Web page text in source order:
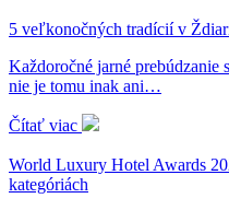
5 veľkonočných tradícií v
Každoročné jarné prebúdzanie
nie je tomu inak ani…
Čítať viac
World Luxury Hotel Awards
kategóriách